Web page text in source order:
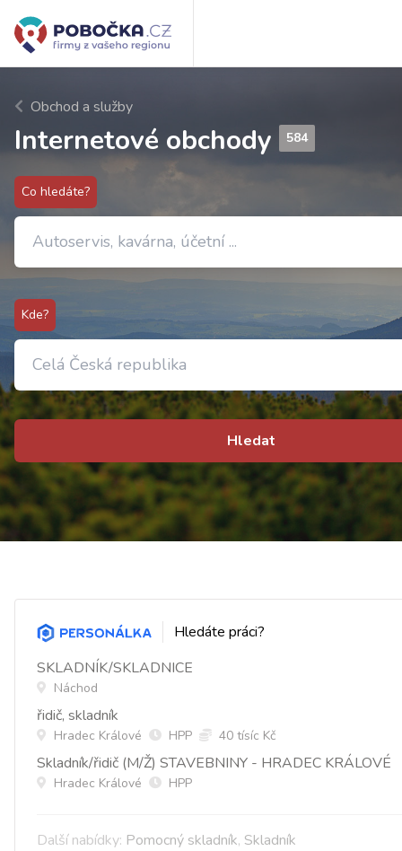
Obchod a služby
Internetové obchody 584
Co hledáte?
Kde?
Hledat
Hledáte práci?
SKLADNÍK/SKLADNICE
Náchod
řidič, skladník
Hradec Králové HPP 40 tísíc Kč
Skladník/řidič (M/Ž) STAVEBNINY - HRADEC KRÁLOVÉ
Hradec Králové HPP
Další nabídky: Pomocný skladník, Skladník